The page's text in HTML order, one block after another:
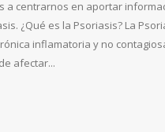
a centrarnos en aportar
¿Qué es la Psoriasis? La
inflamatoria y no
afectar...